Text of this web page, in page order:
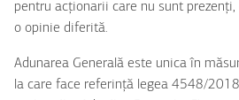
pentru acționarii care nu sunt
o opinie diferită.
Adunarea Generală este unica în
la care face referință legea 4548/